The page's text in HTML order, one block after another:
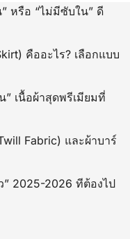
หรือ “ไม่มีซับใน” ดี
คืออะไร? เลือกแบบ
” เนื้อผ้าสุดพรีเมียมที่
Fabric) และผ้าบาร์
” 2025-2026 ทีต้องไป